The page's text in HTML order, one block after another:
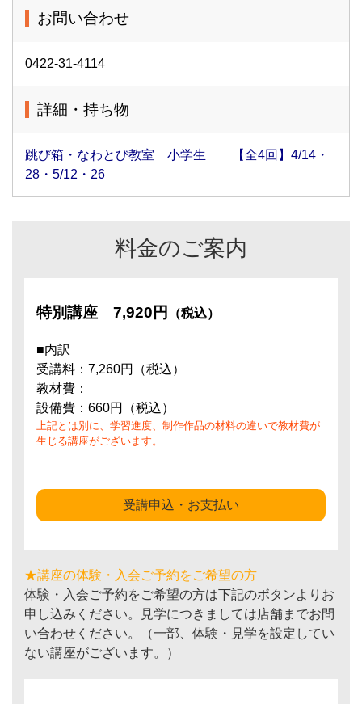
お問い合わせ
0422-31-4114
詳細・持ち物
跳び箱・なわとび教室 小学生 【全4回】4/14・
28・5/12・26
料金のご案内
特別講座 7,920円 （税込）
■内訳
受講料：7,260円（税込）
教材費：
設備費：660円（税込）
上記とは別に、学習進度、制作作品の材料の違いで教材費が
生じる講座がございます。
受講申込・お支払い
★講座の体験・入会ご予約をご希望の方
体験・入会ご予約をご希望の方は下記のボタンよりお
申し込みください。見学につきましては店舗までお問
い合わせください。（一部、体験・見学を設定してい
ない講座がございます。）